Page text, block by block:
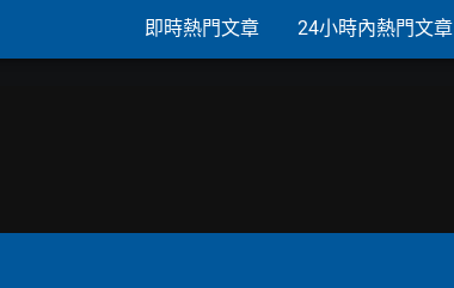
即時熱門文章 24小時內熱門文章